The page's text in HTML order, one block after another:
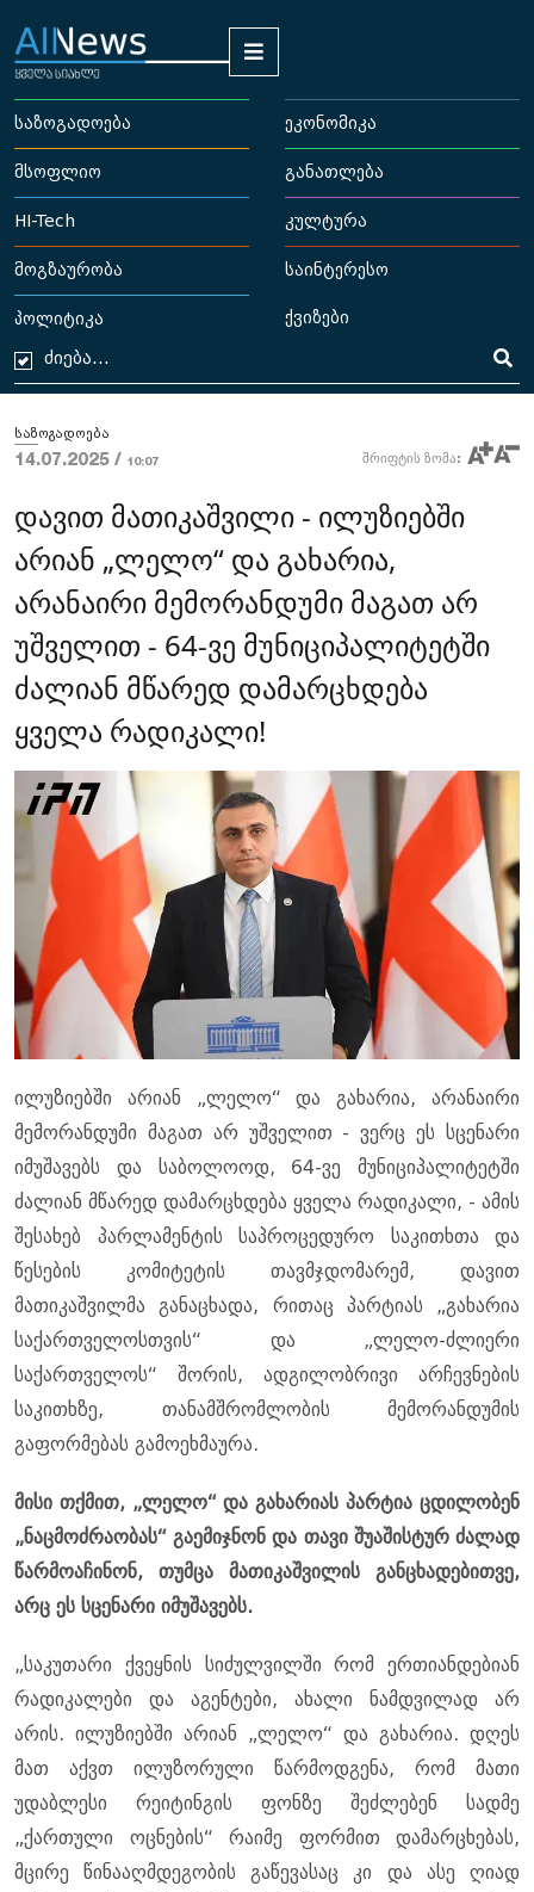
საზოგადოება ეკონომიკა
მსოფლიო განათლება
HI-Tech კულტურა
მოგზაურობა საინტერესო
პოლიტიკა ქვიზები
საზოგადოება
14.07.2025 / 10:07 შრიფტის ზომა:
დავით მათიკაშვილი - ილუზიებში
არიან „ლელო“ და გახარია,
არანაირი მემორანდუმი მაგათ არ
უშველით - 64-ვე მუნიციპალიტეტში
ძალიან მწარედ დამარცხდება
ყველა რადიკალი!
ილუზიებში არიან „ლელო“ და გახარია, არანაირი
მემორანდუმი მაგათ არ უშველით - ვერც ეს სცენარი
იმუშავებს და საბოლოოდ, 64-ვე მუნიციპალიტეტში
ძალიან მწარედ დამარცხდება ყველა რადიკალი, - ამის
შესახებ პარლამენტის საპროცედურო საკითხთა და
წესების კომიტეტის თავმჯდომარემ, დავით
მათიკაშვილმა განაცხადა, რითაც პარტიას „გახარია
საქართველოსთვის“ და „ლელო-ძლიერი
საქართველოს“ შორის, ადგილობრივი არჩევნების
საკითხზე, თანამშრომლობის მემორანდუმის
გაფორმებას გამოეხმაურა.
მისი თქმით, „ლელო“ და გახარიას პარტია ცდილობენ
„ნაცმოძრაობას“ გაემიჯნონ და თავი შუაშისტურ ძალად
წარმოაჩინონ, თუმცა მათიკაშვილის განცხადებითვე,
არც ეს სცენარი იმუშავებს.
„საკუთარი ქვეყნის სიძულვილში რომ ერთიანდებიან
რადიკალები და აგენტები, ახალი ნამდვილად არ
არის. ილუზიებში არიან „ლელო“ და გახარია. დღეს
მათ აქვთ ილუზორული წარმოდგენა, რომ მათი
უდაბლესი რეიტინგის ფონზე შეძლებენ სადმე
„ქართული ოცნების“ რაიმე ფორმით დამარცხებას,
მცირე წინააღმდეგობის გაწევასაც კი და ასე ღიად